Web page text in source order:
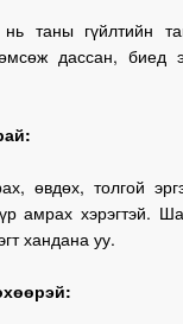
таны гүйлтийн
дассан, биед
өвдөх, толгой
амрах хэрэгтэй.
хандана уу.